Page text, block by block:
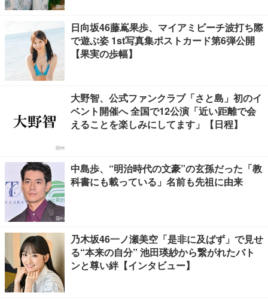
日向坂46藤嶌果歩、マイアミビーチ波打ち際
で遊ぶ姿 1st写真集ポストカード第6弾公開
【果実の歩幅】
大野智、公式ファンクラブ「さと島」初のイ
ベント開催へ 全国で12公演「近い距離で会
えることを楽しみにしてます」【日程】
中島歩、“明治時代の文豪”の玄孫だった「教
科書にも載っている」名前も先祖に由来
乃木坂46一ノ瀬美空「是非に及ばず」で見せ
る“本来の自分” 池田瑛紗から繋がれたバト
ンと尊い絆【インタビュー】